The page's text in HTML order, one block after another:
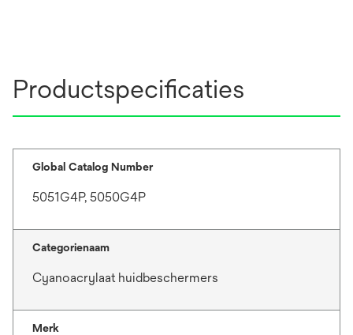
Productspecificaties
Global Catalog Number
5051G4P, 5050G4P
Categorienaam
Cyanoacrylaat huidbeschermers
Merk